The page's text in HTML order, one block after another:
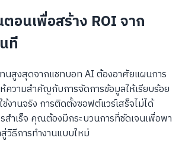
อนเพื่อสร้าง ROI จาก
ที
นสูงสุดจากแชทบอท AI ต้องอาศัยแผนการ
ห้ความสำคัญกับการจัดการข้อมูลให้เรียบร้อย
งานจริง การติดตั้งซอฟต์แวร์เสร็จไม่ได้
สำเร็จ คุณต้องมีกระบวนการที่ชัดเจนเพื่อพา
วิธีการทำงานแบบใหม่